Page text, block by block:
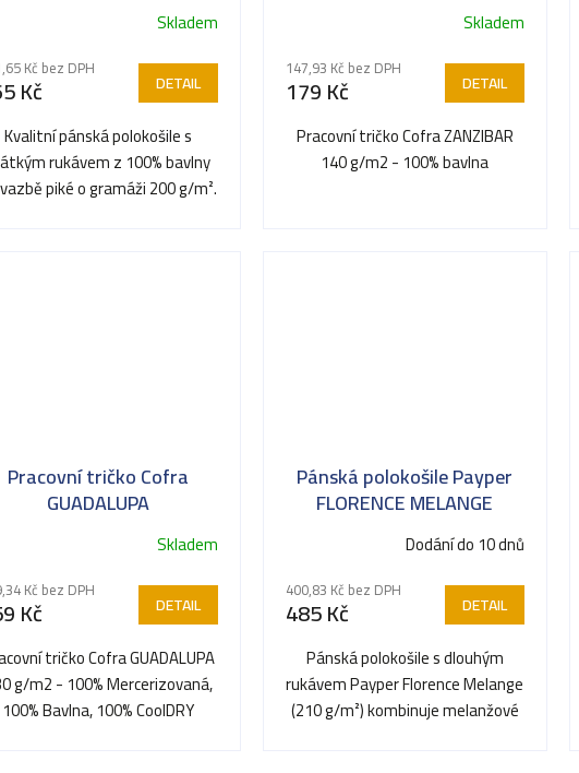
Skladem
Kč bez DPH
Kč DETAIL
Kvalitní pánská polokošile s
rukávem z 100% bavlny
piké o gramáži 200 g/m².
Skladem
147,93 Kč bez DPH
179 Kč DETAIL
Pracovní tričko Cofra ZANZIBAR
140 g/m2 - 100% bavlna
Pracovní tričko Cofra
GUADALUPA
Skladem
Kč bez DPH
Kč DETAIL
tričko Cofra GUADALUPA
g/m2 - 100% Mercerizovaná,
100% Bavlna, 100% CoolDRY
Pánská polokošile Payper
FLORENCE MELANGE
Dodání do 10 dnů
400,83 Kč bez DPH
485 Kč DETAIL
Pánská polokošile s dlouhým
rukávem Payper Florence Melange
(210 g/m²) kombinuje melanžové